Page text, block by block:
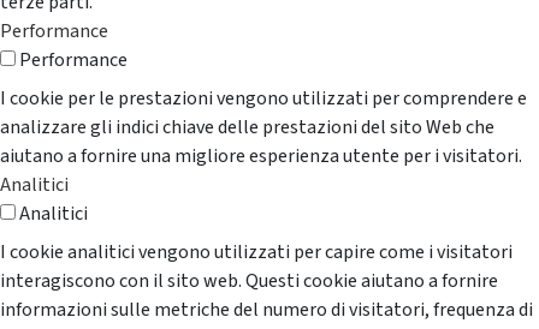
Performance
Performance
I cookie per le prestazioni vengono utilizzati per comprendere e
analizzare gli indici chiave delle prestazioni del sito Web che
aiutano a fornire una migliore esperienza utente per i visitatori.
Analitici
Analitici
I cookie analitici vengono utilizzati per capire come i visitatori
interagiscono con il sito web. Questi cookie aiutano a fornire
informazioni sulle metriche del numero di visitatori, frequenza di